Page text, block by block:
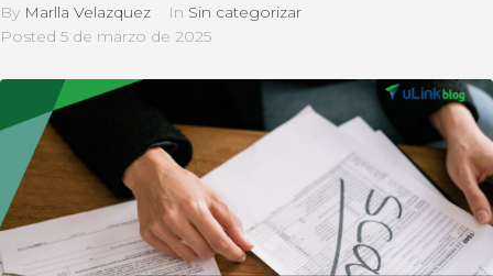
By Marlla Velazquez In Sin categorizar
Posted 5 de marzo de 2025